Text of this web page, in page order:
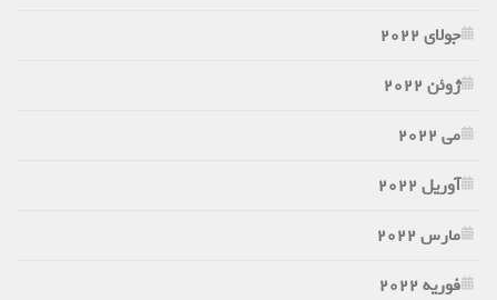
جولای 2022
ژوئن 2022
می 2022
آوریل 2022
مارس 2022
فوریه 2022